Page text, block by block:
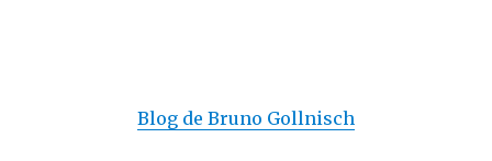
Blog de Bruno Gollnisch